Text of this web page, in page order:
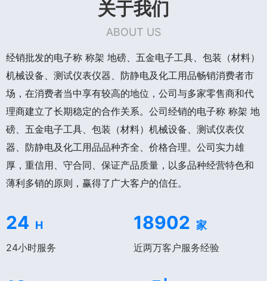
关于我们
ABOUT US
经销批发的电子称 称架 地磅、五金电子工具、包装（材料）
机械设备、测试仪表仪器、防静电及化工用品畅销消费者市
场，在消费者当中享有较高的地位，公司与多家零售商和代
理商建立了长期稳定的合作关系。公司经销的电子称 称架 地
磅、五金电子工具、包装（材料）机械设备、测试仪表仪
器、防静电及化工用品品种齐全、价格合理。公司实力雄
厚，重信用、守合同、保证产品质量，以多品种经营特色和
薄利多销的原则，赢得了广大客户的信任。
24 H
24小时服务
18902 家
近两万客户服务经验